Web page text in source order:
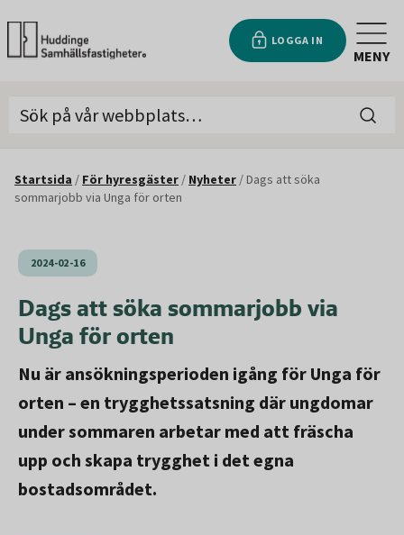
LOGGA IN
MENY
Startsida / För hyresgäster / Nyheter / Dags att söka
sommarjobb via Unga för orten
2024-02-16
Dags att söka sommarjobb via
Unga för orten
Nu är ansökningsperioden igång för Unga för
orten – en trygghetssatsning där ungdomar
under sommaren arbetar med att fräscha
upp och skapa trygghet i det egna
bostadsområdet.